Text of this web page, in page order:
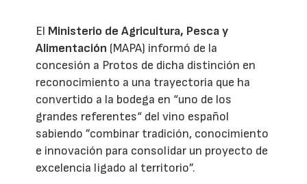
El Ministerio de Agricultura, Pesca y
Alimentación (MAPA) informó de la
concesión a Protos de dicha distinción en
reconocimiento a una trayectoria que ha
convertido a la bodega en “uno de los
grandes referentes“ del vino español
sabiendo ”combinar tradición, conocimiento
e innovación para consolidar un proyecto de
excelencia ligado al territorio”.